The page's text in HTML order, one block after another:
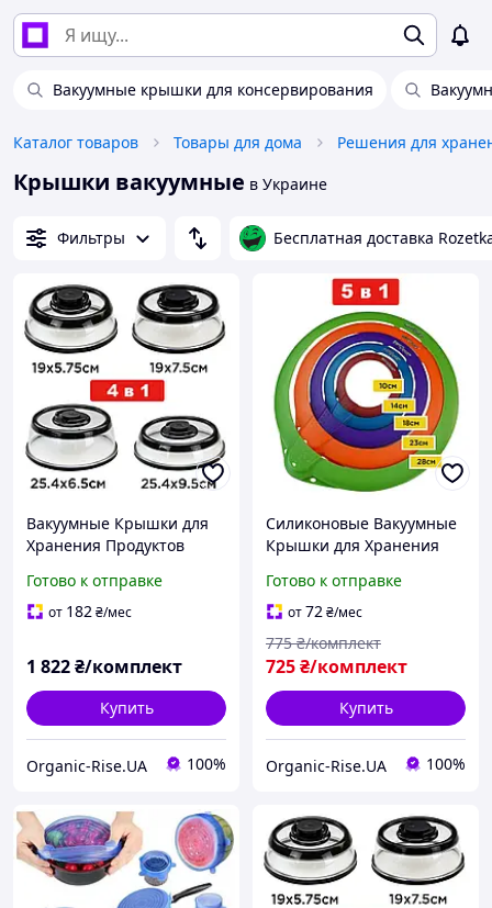
Вакуумные крышки для консервирования
Каталог товаров Товары для дома Решения для
Крышки вакуумные в Украине
Фильтры Бесплатная доставка
Вакуумные Крышки для
Хранения Продуктов
Посуды и гладких
Поверхностей
Готово к отправке
от 182₴/мес
1 822₴/комплект
Купить
Organic-Rise.UA 100%
Силиконовые Вакуумные
Крышки для Хранения
шт для глубокой Посуды
Готово к отправке
от72₴/мес
725₴/комплект
775 ₴/комплект
Купить
Organic-Rise.UA 100%